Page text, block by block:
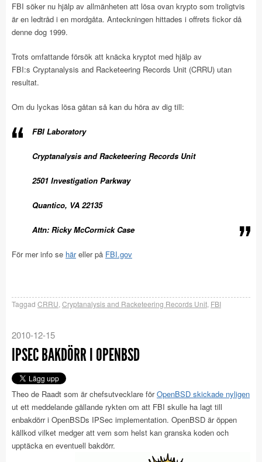
FBI söker nu hjälp av allmänheten att lösa ovan krypto som troligtvis
är en ledtråd i en mordgåta. Anteckningen hittades i offrets fickor då
denne dog 1999.
Trots omfattande försök att knäcka kryptot med hjälp av
FBI:s Cryptanalysis and Racketeering Records Unit (CRRU) utan
resultat.
Om du lyckas lösa gåtan så kan du höra av dig till:
FBI Laboratory
Cryptanalysis and Racketeering Records Unit
2501 Investigation Parkway
Quantico, VA 22135
Attn: Ricky McCormick Case
För mer info se häreller på FBI.gov
Taggad CRRU Cryptanalysis and Racketeering Records Unit FBI
2010-12-15
IPSEC BAKDÖRR I OPENBSD
Theo de Raadt som är chefsutvecklare förOpenBSD skickade nyligen
ut ett meddelande gällande rykten om att FBI skulle ha lagt till
enbakdörr i OpenBSDs IPSec implementation. OpenBSD är öppen
källkod vilket medger att vem som helst kan granska koden och
upptäcka en eventuell bakdörr.